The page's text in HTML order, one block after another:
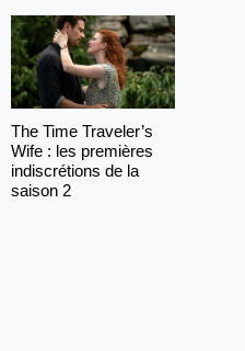
The Time Traveler’s
Wife : les premières
indiscrétions de la
saison 2